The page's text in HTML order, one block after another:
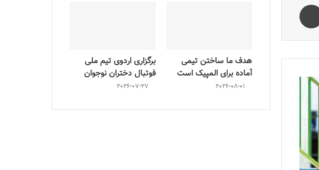
هدف ما ساختن تیمی
آماده برای المپیک است
2026-08-01
برگزاری اردوی تیم ملی
فوتبال دختران نوجوان
2026-07-27